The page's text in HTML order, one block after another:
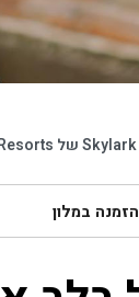
הזמנה במלון